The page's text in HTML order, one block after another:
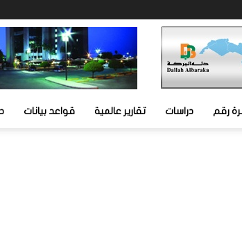
رقم دراسات تقارير عالمية قواعد بيانات